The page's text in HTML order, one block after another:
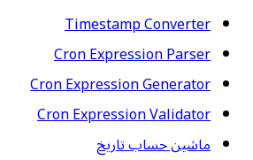
Timestamp Converter
Cron Expression Parser
Cron Expression Generator
Cron Expression Validator
ماشین حساب تاریخ